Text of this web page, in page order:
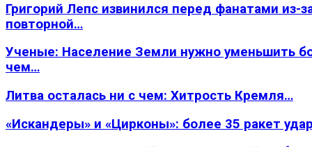
Григорий Лепс извинился перед фанатами из-
повторной…
Ученые: Население Земли нужно уменьшить
чем…
Литва осталась ни с чем: Хитрость Кремля…
«Искандеры» и «Цирконы»: более 35 ракет